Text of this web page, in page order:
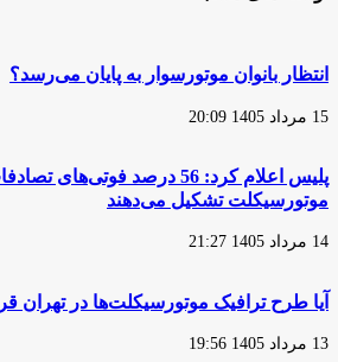
نمی‌شناسند
برای
انتظار بانوان موتورسوار به پایان می‌رسد؟
15 مرداد 1405 20:09
پلیس اعلام کرد: 56 درصد
موتورسیکلت تشکیل می‌دهند
14 مرداد 1405 21:27
آیا طرح ترافیک موتورسیکلت‌ها در تهران
13 مرداد 1405 19:56